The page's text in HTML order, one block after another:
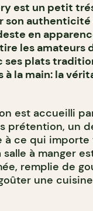
est un petit
son authenticité
en
les amateurs
ses plats
à la main: la
est accueilli
prétention, un
à ce qui importe
à manger
remplie de
une